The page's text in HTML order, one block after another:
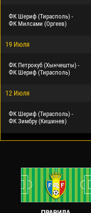
ФК Шериф (Тирасполь) -
ФК Милсами (Оргеев)
19 Июля
ФК Петрокуб (Хынчешты) -
ФК Шериф (Тирасполь)
12 Июля
ФК Шериф (Тирасполь) -
ФК Зимбру (Кишинев)